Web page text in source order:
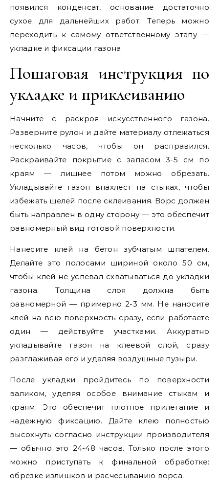
появился конденсат, основание достаточно
сухое для дальнейших работ. Теперь можно
переходить к самому ответственному этапу —
укладке и фиксации газона.
Пошаговая инструкция по
укладке и приклеиванию
Начните с раскроя искусственного газона.
Разверните рулон и дайте материалу отлежаться
несколько часов, чтобы он расправился.
Раскраивайте покрытие с запасом 3-5 см по
краям — лишнее потом можно обрезать.
Укладывайте газон внахлест на стыках, чтобы
избежать щелей после склеивания. Ворс должен
быть направлен в одну сторону — это обеспечит
равномерный вид готовой поверхности.
Нанесите клей на бетон зубчатым шпателем.
Делайте это полосами шириной около 50 см,
чтобы клей не успевал схватываться до укладки
газона. Толщина слоя должна быть
равномерной — примерно 2-3 мм. Не наносите
клей на всю поверхность сразу, если работаете
один — действуйте участками. Аккуратно
укладывайте газон на клеевой слой, сразу
разглаживая его и удаляя воздушные пузыри.
После укладки пройдитесь по поверхности
валиком, уделяя особое внимание стыкам и
краям. Это обеспечит плотное прилегание и
надежную фиксацию. Дайте клею полностью
высохнуть согласно инструкции производителя
— обычно это 24-48 часов. Только после этого
можно приступать к финальной обработке:
обрезке излишков и расчесыванию ворса.